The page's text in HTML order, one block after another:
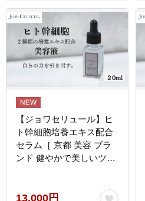
無料 ］
【ジョワセリュール】ヒ
ト幹細胞培養エキス配合
セラム［ 京都 美容 ブラ
ンド 健やかで美しいツヤ
乾燥小じわ・ハリ不足・
13,000円